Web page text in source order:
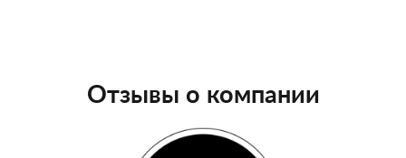
Отзывы о компании